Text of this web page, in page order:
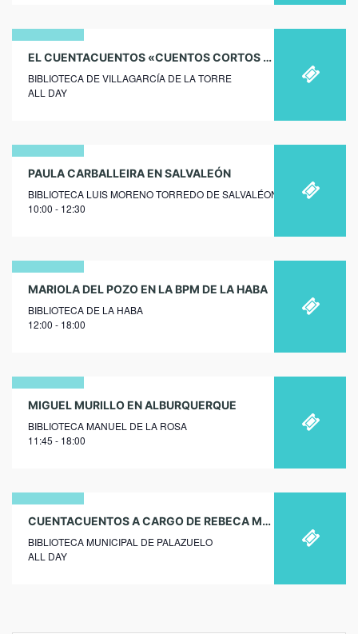
24
octubre
2023
EL CUENTACUENTOS «CUENTOS CORTOS Y RELATOS PARA VOLAR UN RATO» EN LA BIBLIOTECA DE VILLAGARCÍA DE LA TORRE
BIBLIOTECA DE VILLAGARCÍA DE LA TORRE
ALL DAY
06
febrero
2020
PAULA CARBALLEIRA EN SALVALEÓN
BIBLIOTECA LUIS MORENO TORREDO DE SALVALÉON
10:00 - 12:30
24
octubre
2018
MARIOLA DEL POZO EN LA BPM DE LA HABA
BIBLIOTECA DE LA HABA
12:00 - 18:00
12
febrero
2020
MIGUEL MURILLO EN ALBURQUERQUE
BIBLIOTECA MANUEL DE LA ROSA
11:45 - 18:00
03
noviembre
2023
CUENTACUENTOS A CARGO DE REBECA MARTÍN EN LA BIBLIOTECA MUNICIPAL DE PALAZUELO
BIBLIOTECA MUNICIPAL DE PALAZUELO
ALL DAY